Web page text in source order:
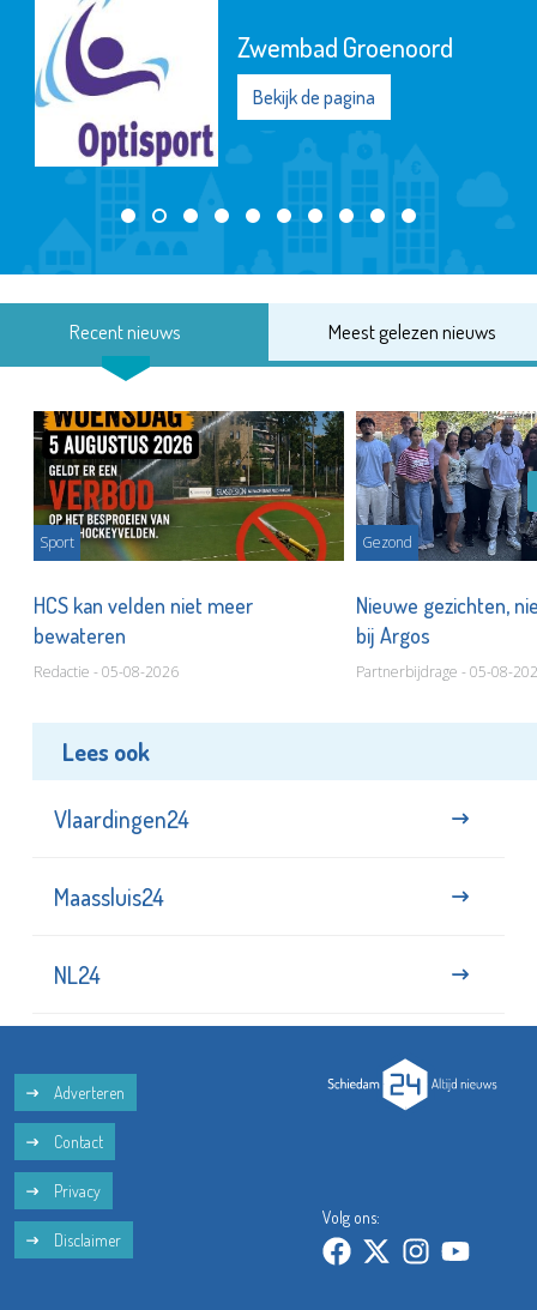
Zwembad Groenoord
Bekijk de pagina
Recent nieuws Meest gelezen nieuws
Sport
HCS kan velden niet meer
bewateren
Redactie - 05-08-2026
Gezond
Nieuwe gezichten,
bij Argos
Partnerbijdrage - 05-08-
Lees ook
Vlaardingen24
Maassluis24
NL24
Adverteren
Contact
Privacy
Disclaimer
Volg ons: